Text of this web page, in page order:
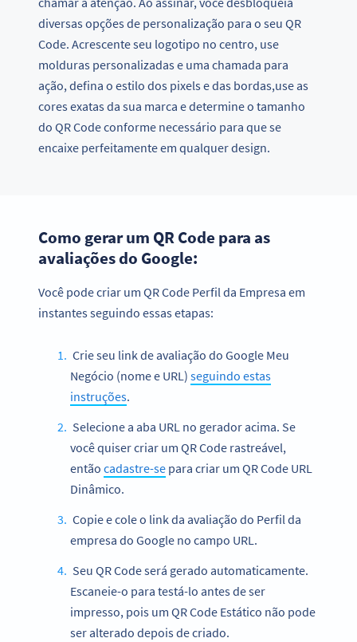
diversas opções de personalização para o seu QR
Code. Acrescente seu logotipo no centro, use
molduras personalizadas e uma chamada para
ação, defina o estilo dos pixels e das bordas,use as
cores exatas da sua marca e determine o tamanho
do QR Code conforme necessário para que se
encaixe perfeitamente em qualquer design.
Como gerar um QR Code para as
avaliações do Google:
Você pode criar um QR Code Perfil da Empresa em
instantes seguindo essas etapas:
Crie seu link de avaliação do Google Meu
Negócio (nome e URL) seguindo estas
instruções.
Selecione a aba URL no gerador acima. Se
você quiser criar um QR Code rastreável,
então cadastre-se para criar um QR Code URL
Dinâmico.
Copie e cole o link da avaliação do Perfil da
empresa do Google no campo URL.
Seu QR Code será gerado automaticamente.
Escaneie-o para testá-lo antes de ser
impresso, pois um QR Code Estático não pode
ser alterado depois de criado.